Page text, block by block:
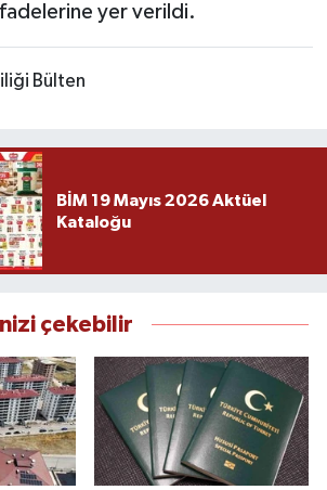
yer verildi.
Bülten
BİM 19 Mayıs 2026 Aktüel
Kataloğu
çekebilir